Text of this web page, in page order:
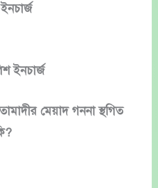
ইনচার্জ
মেয়াদ গননা স্থগিত